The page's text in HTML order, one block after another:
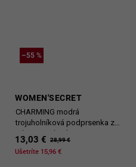
–55 %
WOMEN'SECRET
CHARMING modrá
trojuholníková podprsenka z
rebrovanej bavlny
13,03 € 28,99 €
Ušetríte 15,96 €